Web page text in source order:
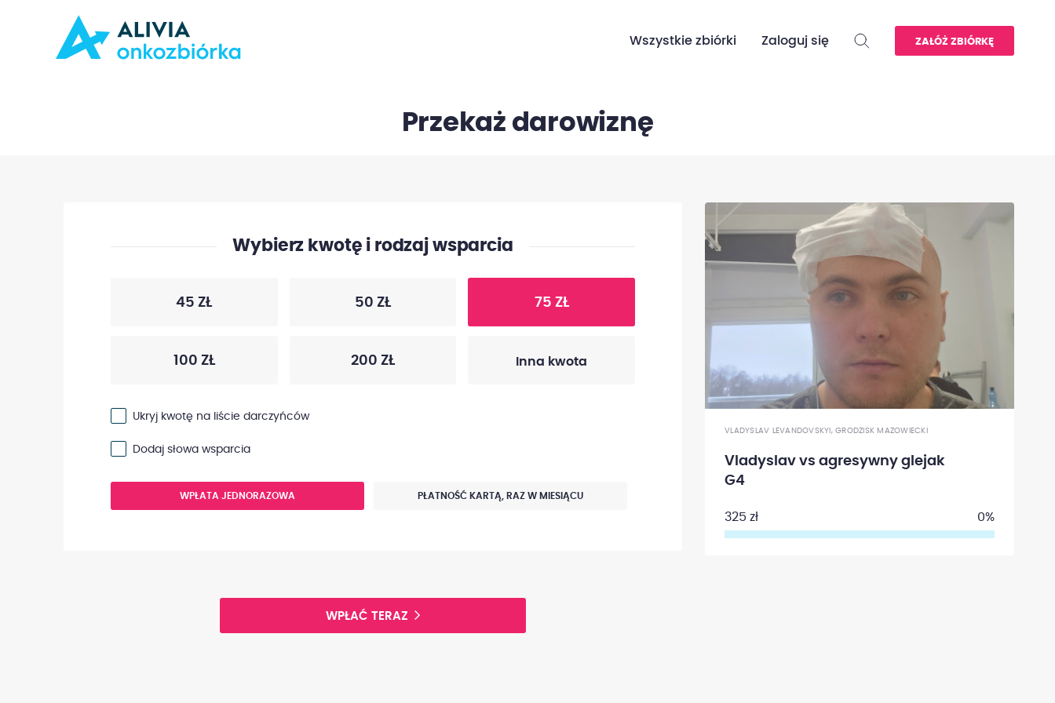
Wszystkie zbiórki Zaloguj się ZAŁÓŻ ZBIÓRKĘ
Przekaż darowiznę
Wybierz kwotę i rodzaj wsparcia
45 ZŁ 50 ZŁ 75 ZŁ
100 ZŁ 200 ZŁ
Ukryj kwotę na liście darczyńców
Dodaj słowa wsparcia
WPŁATA JEDNORAZOWA PŁATNOŚĆ KARTĄ, RAZ W MIESIĄCU
WPŁAĆ TERAZ
VLADYSLAV LEVANDOVSKYI, GRODZISK MAZOWIECKI
Vladyslav vs agresywny glejak
G4
325 zł 0%